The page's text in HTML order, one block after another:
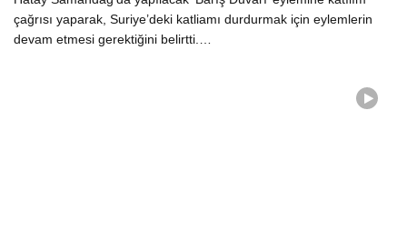
çağrısı yaparak, Suriye’deki katliamı durdurmak için eylemlerin
devam etmesi gerektiğini belirtti.…